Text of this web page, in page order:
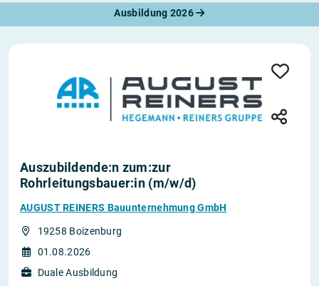
Ausbildung 2026
Auszubildende:n zum:zur
Rohrleitungsbauer:in (m/w/d)
AUGUST REINERS Bauunternehmung GmbH
19258 Boizenburg
01.08.2026
Duale Ausbildung